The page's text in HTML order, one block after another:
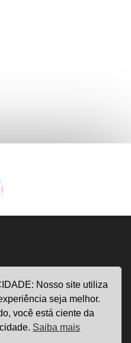
Nosso site utiliza
seja melhor.
você está ciente da
Saiba mais